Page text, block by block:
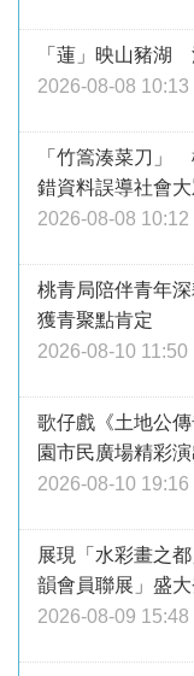
「蓮」映山豬湖
2026-08-08 10:13
「竹篙湊菜刀」
錯資料誤導社會大
2026-08-08 10:12
桃青局陪伴青年
獲青聚點肯定
2026-08-10 11:50
歌仔戲《土地公
園市民廣場精彩演
2026-08-10 19:16
展現「水彩畫之
韻會員聯展」盛
2026-08-09 15:48